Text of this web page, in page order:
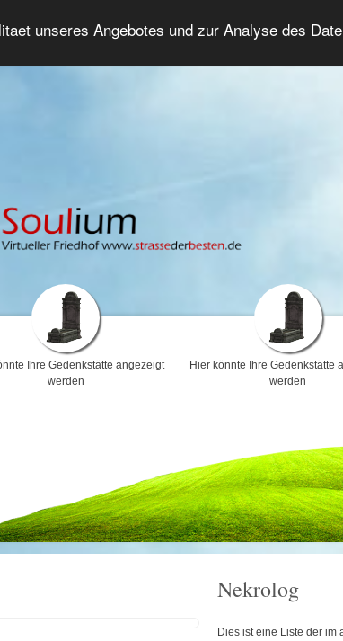
unseres Angebotes und zur Analyse des
Erweiterte Suche Anmelden
Ihre Gedenkstätte angezeigt
werden
Hier könnte Ihre Gedenkstätte
werden
Nekrolog
Dies ist eine Liste der im